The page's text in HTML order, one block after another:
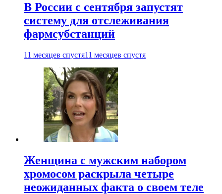
В России с сентября запустят
систему для отслеживания
фармсубстанций
11 месяцев спустя11 месяцев спустя
Женщина с мужским набором
хромосом раскрыла четыре
неожиданных факта о своем теле